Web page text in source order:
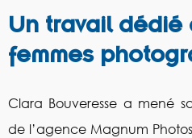
Un travail dédié
femmes
Clara Bouveresse a mené
de l’agence Magnum